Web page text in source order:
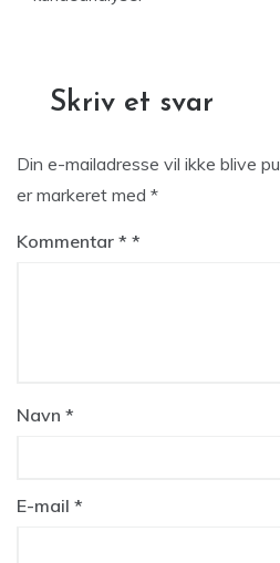
Skriv et svar
Din e-mailadresse vil ikke blive
er markeret med *
Kommentar *
Navn *
E-mail *